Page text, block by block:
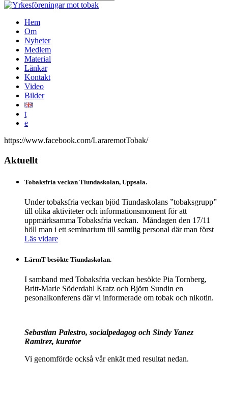
Hem
Om
Nyheter
Medlem
Material
Länkar
Kontakt
Video
Bilder
t
e
https://www.facebook.com/LararemotTobak/
Aktuellt
Tobaksfria veckan Tiundaskolan, Uppsala.
Under tobaksfria veckan bjöd Tiundaskolans ”tobaksgrupp”
till olika aktiviteter och informationsmoment för att
uppmärksamma Tobaksfria veckan. Måndagen den 17/11
höll man i ett seminarium till samtlig personal där man först
Läs vidare
LärmT besökte Tiundaskolan.
I samband med Tobaksfria veckan besökte Pia Tornberg,
Britt-Marie Söderdahl Kratz och Björn Sundin en
pesonalkonferens där vi informerade om tobak och nikotin.
Sebastian Palestro, socialpedagog och Sindy Yanez
Ramirez, kurator
Vi genomförde också vår enkät med resultat nedan.